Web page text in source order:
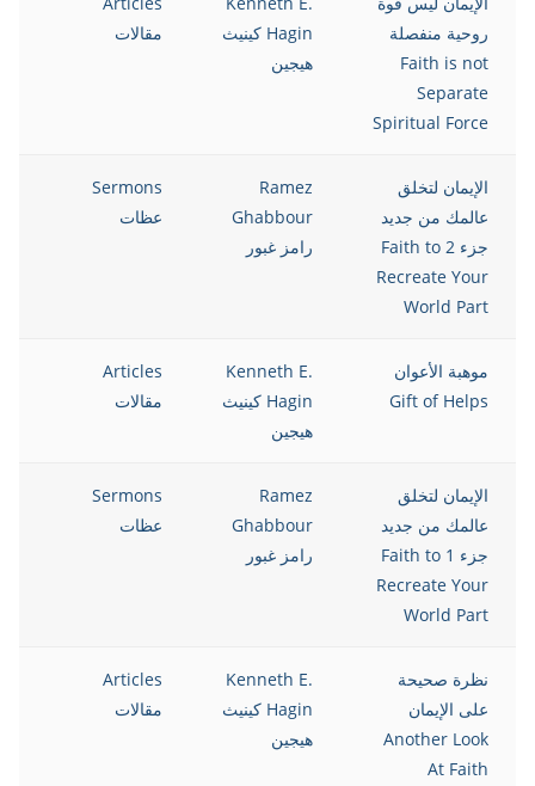
روحية منفصلة
Faith is not
Separate
Spiritual Force
Hagin كينيث
هيجين
مقالات
الإيمان لتخلق
عالمك من جديد
جزء 2 Faith to
Recreate Your
World Part
Ramez
Ghabbour
رامز غبور
Sermons
عظات
موهبة الأعوان
Gift of Helps
Kenneth E.
Hagin كينيث
هيجين
Articles
مقالات
الإيمان لتخلق
عالمك من جديد
جزء 1 Faith to
Recreate Your
World Part
Ramez
Ghabbour
رامز غبور
Sermons
عظات
نظرة صحيحة
على الإيمان
Another Look
At Faith
Kenneth E.
Hagin كينيث
هيجين
Articles
مقالات